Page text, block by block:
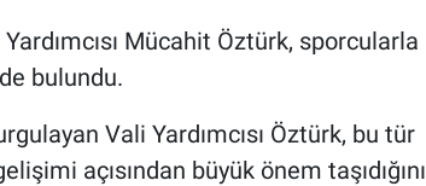
Mücahit Öztürk, sporcularla
bulundu.
Vali Yardımcısı Öztürk, bu tür
açısından büyük önem taşıdığını